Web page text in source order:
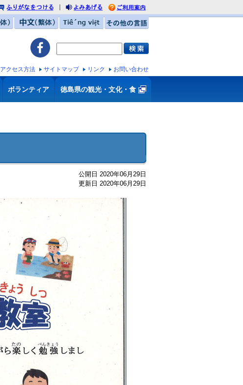
りがなをつける
みあげる
利用案内
アクセス方法 サイトマップ リンク お問い合わせ
ボランティア 徳島県の観光・文化・食
公開日 2020年06月29日
更新日 2020年06月29日